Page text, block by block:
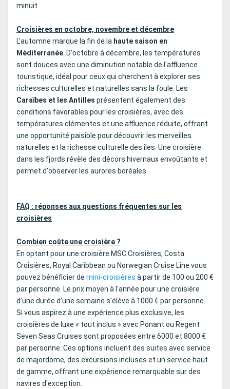
minuit.
Croisières en octobre, novembre et décembre
L'automne marque la fin de la haute saison en
Méditerranée . D'octobre à décembre, les températures
sont douces avec une diminution notable de l'affluence
touristique, idéal pour ceux qui cherchent à explorer ses
richesses culturelles et naturelles sans la foule. Les
Caraïbes et les Antilles présentent également des
conditions favorables pour les croisières, avec des
températures clémentes et une affluence réduite, offrant
une opportunité paisible pour découvrir les merveilles
naturelles et la richesse culturelle des îles. Une croisière
dans les fjords révèle des décors hivernaux envoûtants et
permet d'observer les aurores boréales.
FAQ : réponses aux questions fréquentes sur les
croisières
Combien coûte une croisière ?
En optant pour une croisière MSC Croisières, Costa
Croisières, Royal Caribbean ou Norwegian Cruise Line vous
pouvez bénéficier de mini-croisières à partir de 100 ou 200 €
par personne. Le prix moyen à l'année pour une croisière
d'une durée d'une semaine s'élève à 1000 € par personne.
Si vous aspirez à une expérience plus exclusive, les
croisières de luxe « tout inclus » avec Ponant ou Regent
Seven Seas Cruises sont proposées entre 6000 et 8000 €
par personne. Ces options incluent des suites avec service
de majordome, des excursions incluses et un service haut
de gamme, offrant une expérience remarquable sur des
navires d'exception.